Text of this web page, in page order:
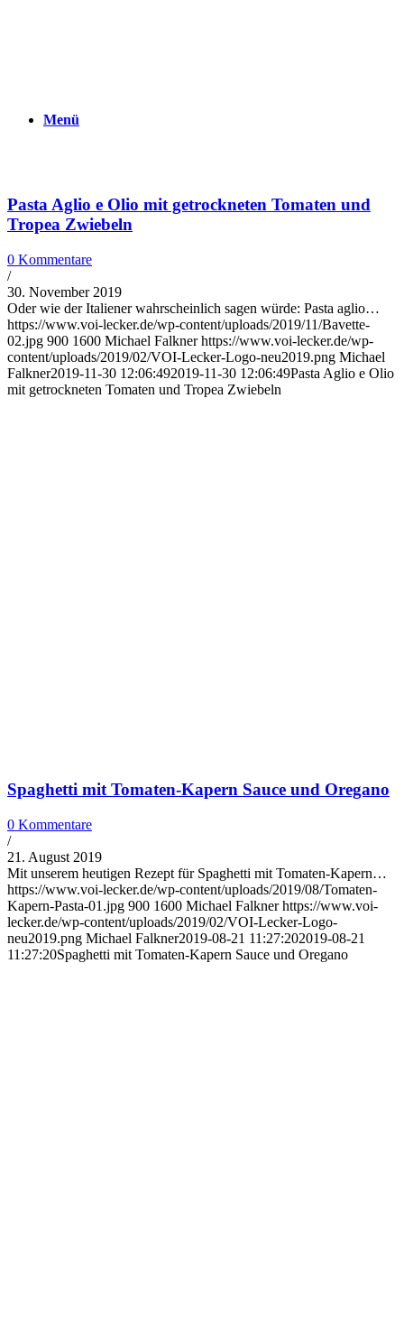
Menü
Pasta Aglio e Olio mit getrockneten Tomaten und
Tropea Zwiebeln
0 Kommentare
/
30. November 2019
Oder wie der Italiener wahrscheinlich sagen würde: Pasta aglio…
https://www.voi-lecker.de/wp-content/uploads/2019/11/Bavette-
02.jpg 900 1600 Michael Falkner https://www.voi-lecker.de/wp-
content/uploads/2019/02/VOI-Lecker-Logo-neu2019.png Michael
Falkner2019-11-30 12:06:492019-11-30 12:06:49Pasta Aglio e Olio
mit getrockneten Tomaten und Tropea Zwiebeln
Spaghetti mit Tomaten-Kapern Sauce und Oregano
0 Kommentare
/
21. August 2019
Mit unserem heutigen Rezept für Spaghetti mit Tomaten-Kapern…
https://www.voi-lecker.de/wp-content/uploads/2019/08/Tomaten-
Kapern-Pasta-01.jpg 900 1600 Michael Falkner https://www.voi-
lecker.de/wp-content/uploads/2019/02/VOI-Lecker-Logo-
neu2019.png Michael Falkner2019-08-21 11:27:202019-08-21
11:27:20Spaghetti mit Tomaten-Kapern Sauce und Oregano